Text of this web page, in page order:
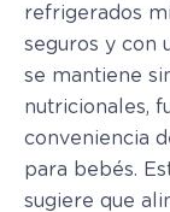
refrigerados
seguros y con
se mantiene
nutricionales,
conveniencia
para bebés.
sugiere que